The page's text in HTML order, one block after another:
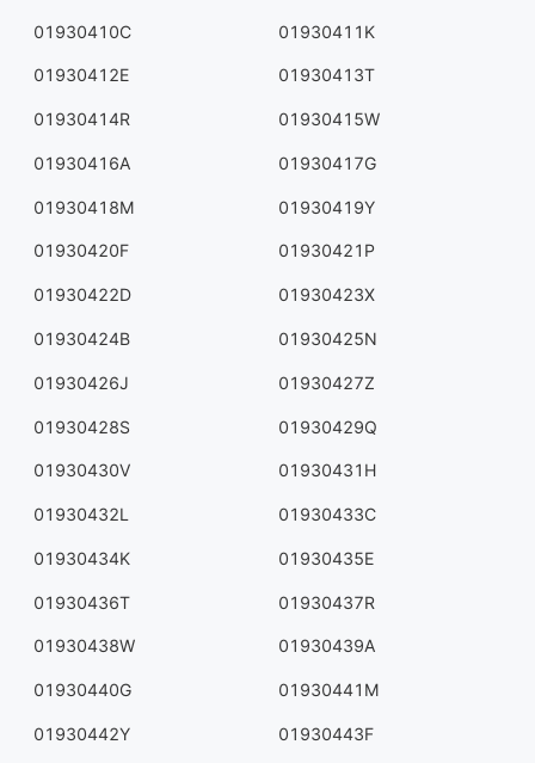
01930410C 01930411K
01930412E 01930413T
01930414R 01930415W
01930416A 01930417G
01930418M 01930419Y
01930420F 01930421P
01930422D 01930423X
01930424B 01930425N
01930426J 01930427Z
01930428S 01930429Q
01930430V 01930431H
01930432L 01930433C
01930434K 01930435E
01930436T 01930437R
01930438W 01930439A
01930440G 01930441M
01930442Y 01930443F